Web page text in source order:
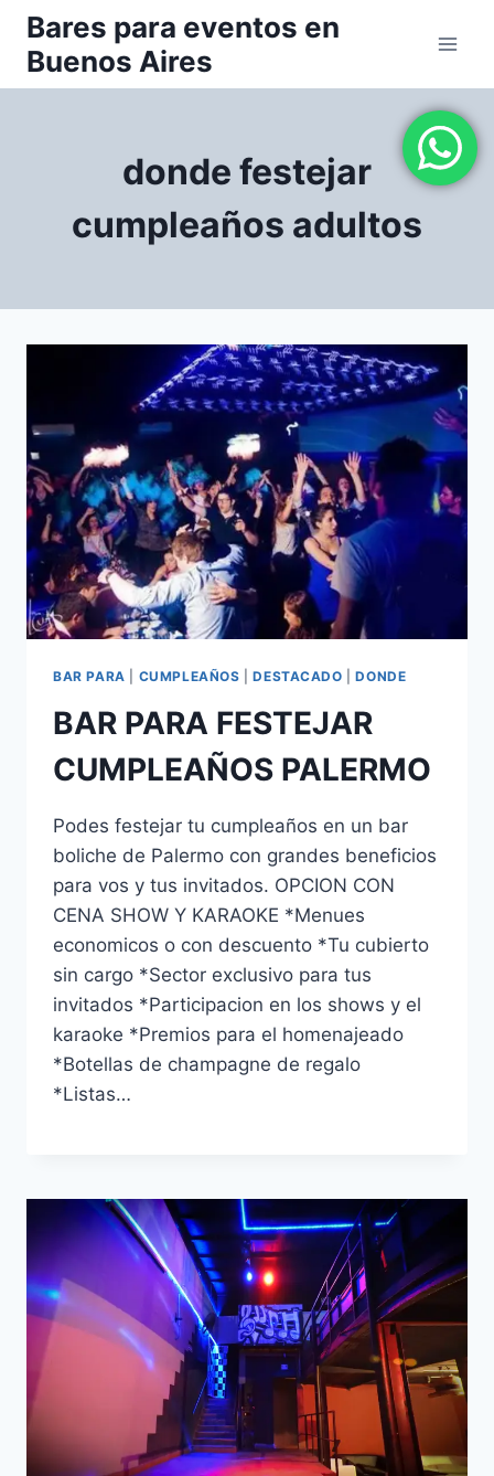
Saltar
contenido
Bares para eventos en
Buenos Aires
donde festejar
cumpleaños adultos
BAR PARA CUMPLEAÑOS |DESTACADO |DONDE
BAR PARA FESTEJAR
CUMPLEAÑOS PALERMO
Podes festejar tu cumpleaños en un bar
boliche de Palermo con grandes beneficios
para vos y tus invitados. OPCION CON
CENA SHOW Y KARAOKE *Menues
economicos o con descuento *Tu cubierto
sin cargo *Sector exclusivo para tus
invitados *Participacion en los shows y el
karaoke *Premios para el homenajeado
*Botellas de champagne de regalo
*Listas…